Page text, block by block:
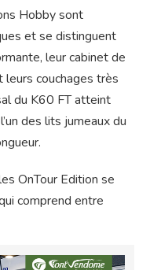
Hobby sont
et se distinguent
leur cabinet de
couchages très
du K60 FT atteint
des lits jumeaux du
OnTour Edition se
comprend entre